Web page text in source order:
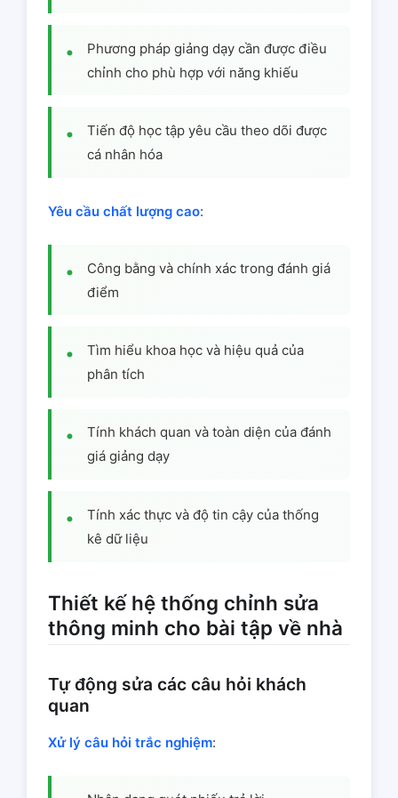
Phương pháp giảng dạy cần được điều
chỉnh cho phù hợp với năng khiếu
Tiến độ học tập yêu cầu theo dõi được
cá nhân hóa
Yêu cầu chất lượng cao:
Công bằng và chính xác trong đánh giá
điểm
Tìm hiểu khoa học và hiệu quả của
phân tích
Tính khách quan và toàn diện của đánh
giá giảng dạy
Tính xác thực và độ tin cậy của thống
kê dữ liệu
Thiết kế hệ thống chỉnh sửa
thông minh cho bài tập về nhà
Tự động sửa các câu hỏi khách
quan
Xử lý câu hỏi trắc nghiệm: